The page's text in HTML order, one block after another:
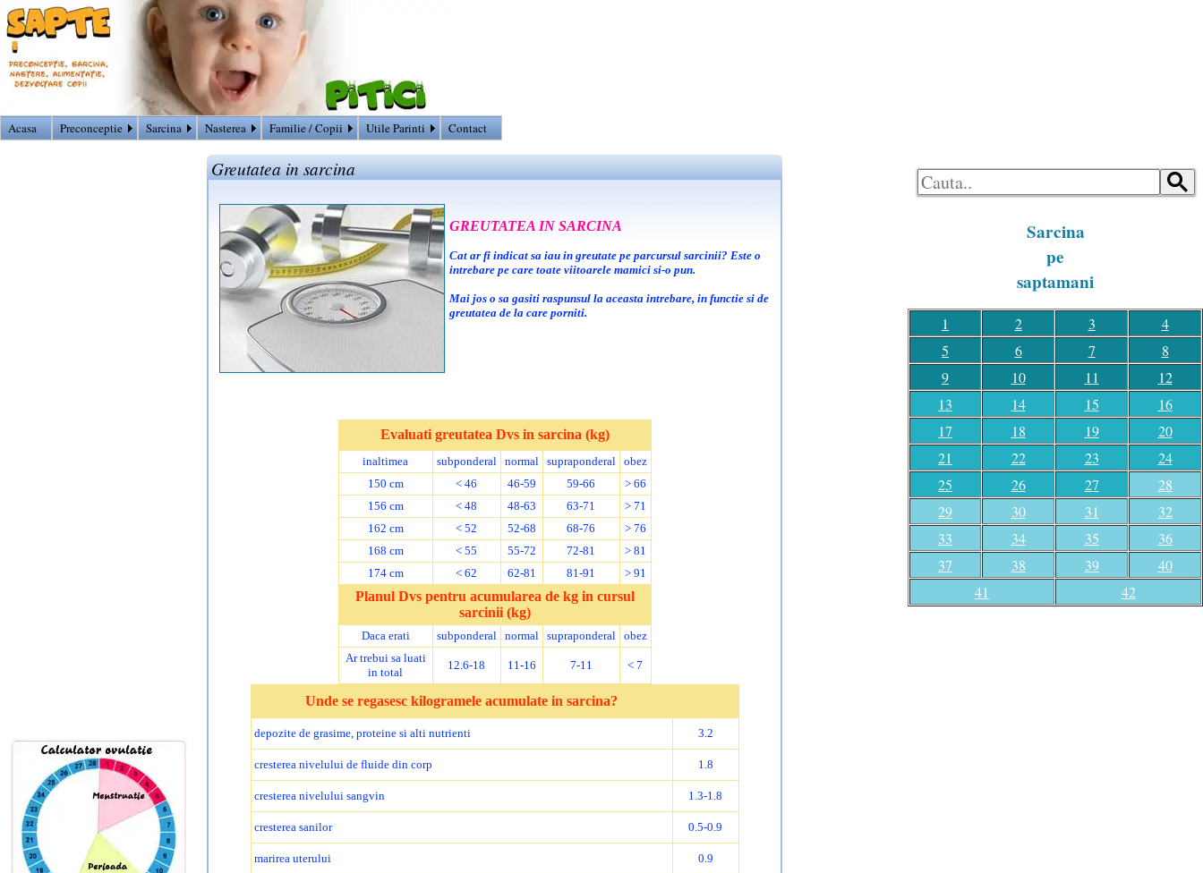
Acasa Preconceptie Sarcina Nasterea Familie / Copii Utile Parinti Contact
Sarcina
pe
saptamani
1 2 3
4
5
6 7
8
9
10 11
12
13
14 15
16
17
18 19
20
21
22 23
24
25
26 27
28
29
30 31
32
33
34 35
36
37
38 39
40
41
42
Greutatea in sarcina
GREUTATEA IN SARCINA
Cat ar fi indicat sa iau in greutate pe parcursul sarcinii? Este o
intrebare pe care toate viitoarele mamici si-o pun.
Mai jos o sa gasiti raspunsul la aceasta intrebare, in functie si de
greutatea de la care porniti.
Evaluati greutatea Dvs in sarcina (kg)
inaltimea subponderal normal supraponderal
obez
150 cm
< 46 46-59 59-66
> 66
156 cm
< 48 48-63 63-71
> 71
162 cm
< 52 52-68 68-76
> 76
168 cm
< 55 55-72 72-81
> 81
174 cm
< 62 62-81 81-91 > 91
Planul Dvs pentru acumularea de kg in cursul
sarcinii (kg)
Daca erati subponderal normal supraponderal
obez
Ar trebui sa luati
in total
12.6-18 11-16 7-11 < 7
Unde se regasesc kilogramele acumulate in sarcina?
depozite de grasime, proteine si alti nutrienti 3.2
cresterea nivelului de fluide din corp 1.8
cresterea nivelului sangvin 1.3-1.8
cresterea sanilor 0.5-0.9
marirea uterului 0.9